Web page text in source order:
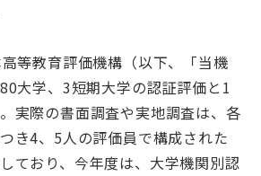
等教育評価機構（以下、「当機
大学、3短期大学の認証評価と1
実際の書面調査や実地調査は、各
き4、5人の評価員で構成された
ており、今年度は、大学機関別認